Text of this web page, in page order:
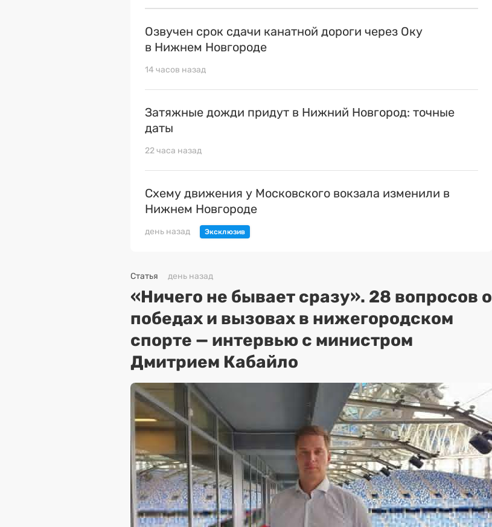
Озвучен срок сдачи канатной дороги через Оку
в Нижнем Новгороде
14 часов назад
Затяжные дожди придут в Нижний Новгород: точные
даты
22 часа назад
Схему движения у Московского вокзала изменили в
Нижнем Новгороде
день назад
Статья день назад
«Ничего не бывает сразу». 28 вопросов о
победах и вызовах в нижегородском
спорте — интервью с министром
Дмитрием Кабайло